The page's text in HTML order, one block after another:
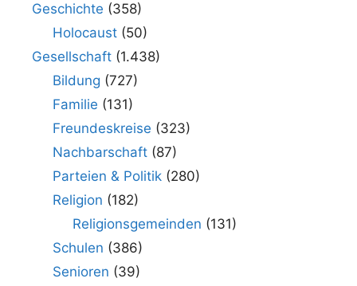
Geschichte (358)
Holocaust(50)
Gesellschaft (1.438)
Bildung (727)
Familie (131)
Freundeskreise (323)
Nachbarschaft(87)
Parteien & Politik(280)
Religion (182)
Religionsgemeinden (131)
Schulen (386)
Senioren (39)